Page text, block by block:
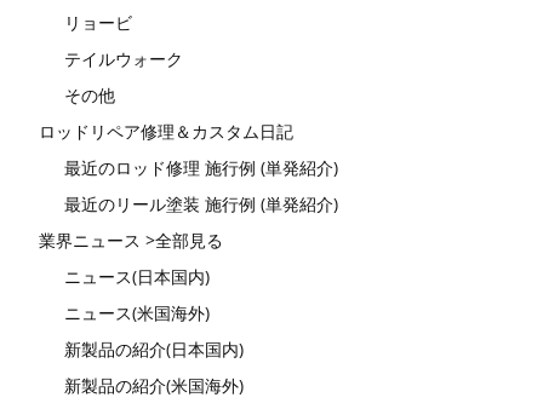
リョービ
テイルウォーク
その他
ロッドリペア修理＆カスタム日記
最近のロッド修理 施行例 (単発紹介)
最近のリール塗装 施行例 (単発紹介)
業界ニュース >全部見る
ニュース(日本国内)
ニュース(米国海外)
新製品の紹介(日本国内)
新製品の紹介(米国海外)